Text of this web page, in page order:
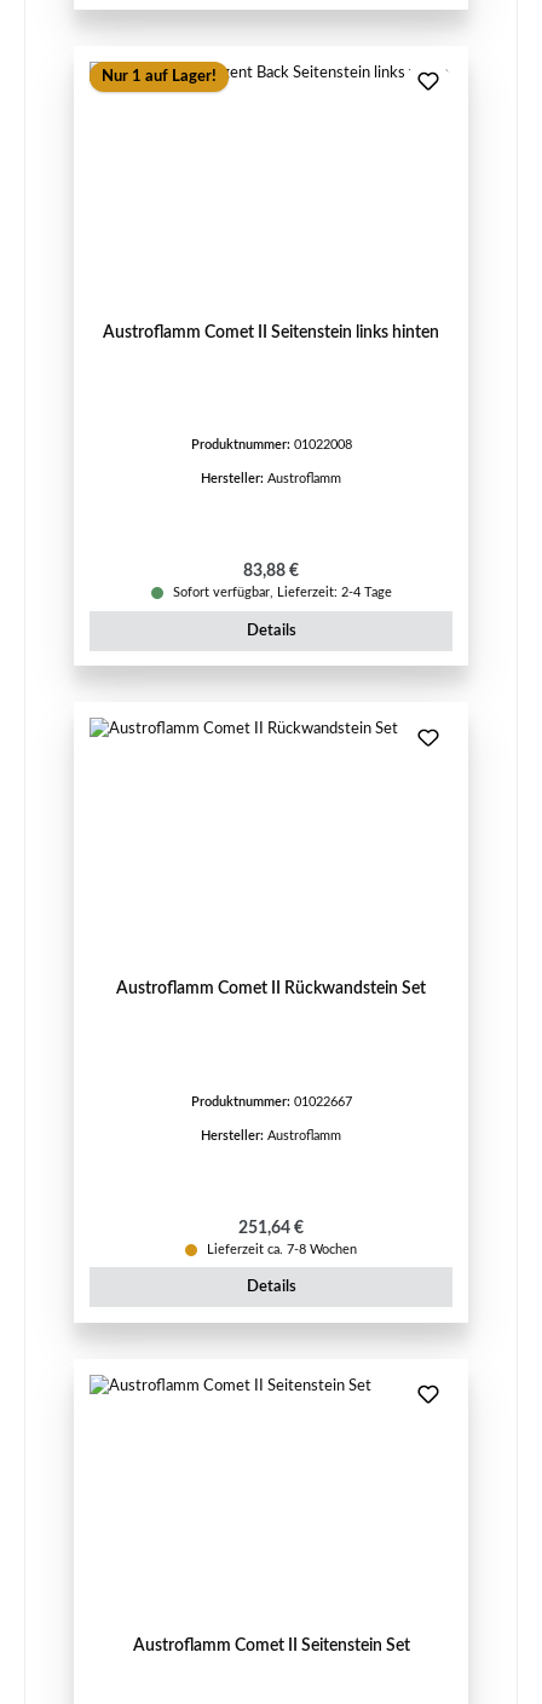
Nur 1 auf Lager!
Austroflamm Comet II Seitenstein links hinten
Produktnummer: 01022008
Hersteller: Austroflamm
Regulärer Preis:
83,88 €
Sofort verfügbar, Lieferzeit: 2-4 Tage
Details
Austroflamm Comet II Rückwandstein Set
Produktnummer: 01022667
Hersteller: Austroflamm
Regulärer Preis:
251,64 €
Lieferzeit ca. 7-8 Wochen
Details
Austroflamm Comet II Seitenstein Set